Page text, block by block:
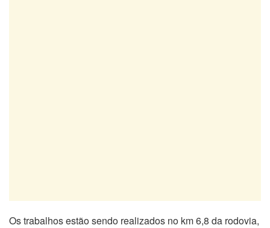
Os trabalhos estão sendo realizados no km 6,8 da rodovia,